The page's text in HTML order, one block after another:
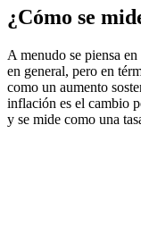
¿Cómo se
A menudo se piensa
en general, pero en
como un aumento
inflación es el cambio
y se mide como una